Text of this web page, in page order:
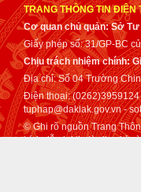
TRANG THÔNG TIN ĐIỆN
Cơ quan chủ quản: Sở
Giấy phép số: 31/GP-BC
Chịu trách nhiệm chính:
Địa chỉ: Số 04 Trường
Điện thoại:
tuphap@daklak.gov.vn -
© Ghi rõ nguồn Trang
trích dẫn lại tin từ địa chỉ